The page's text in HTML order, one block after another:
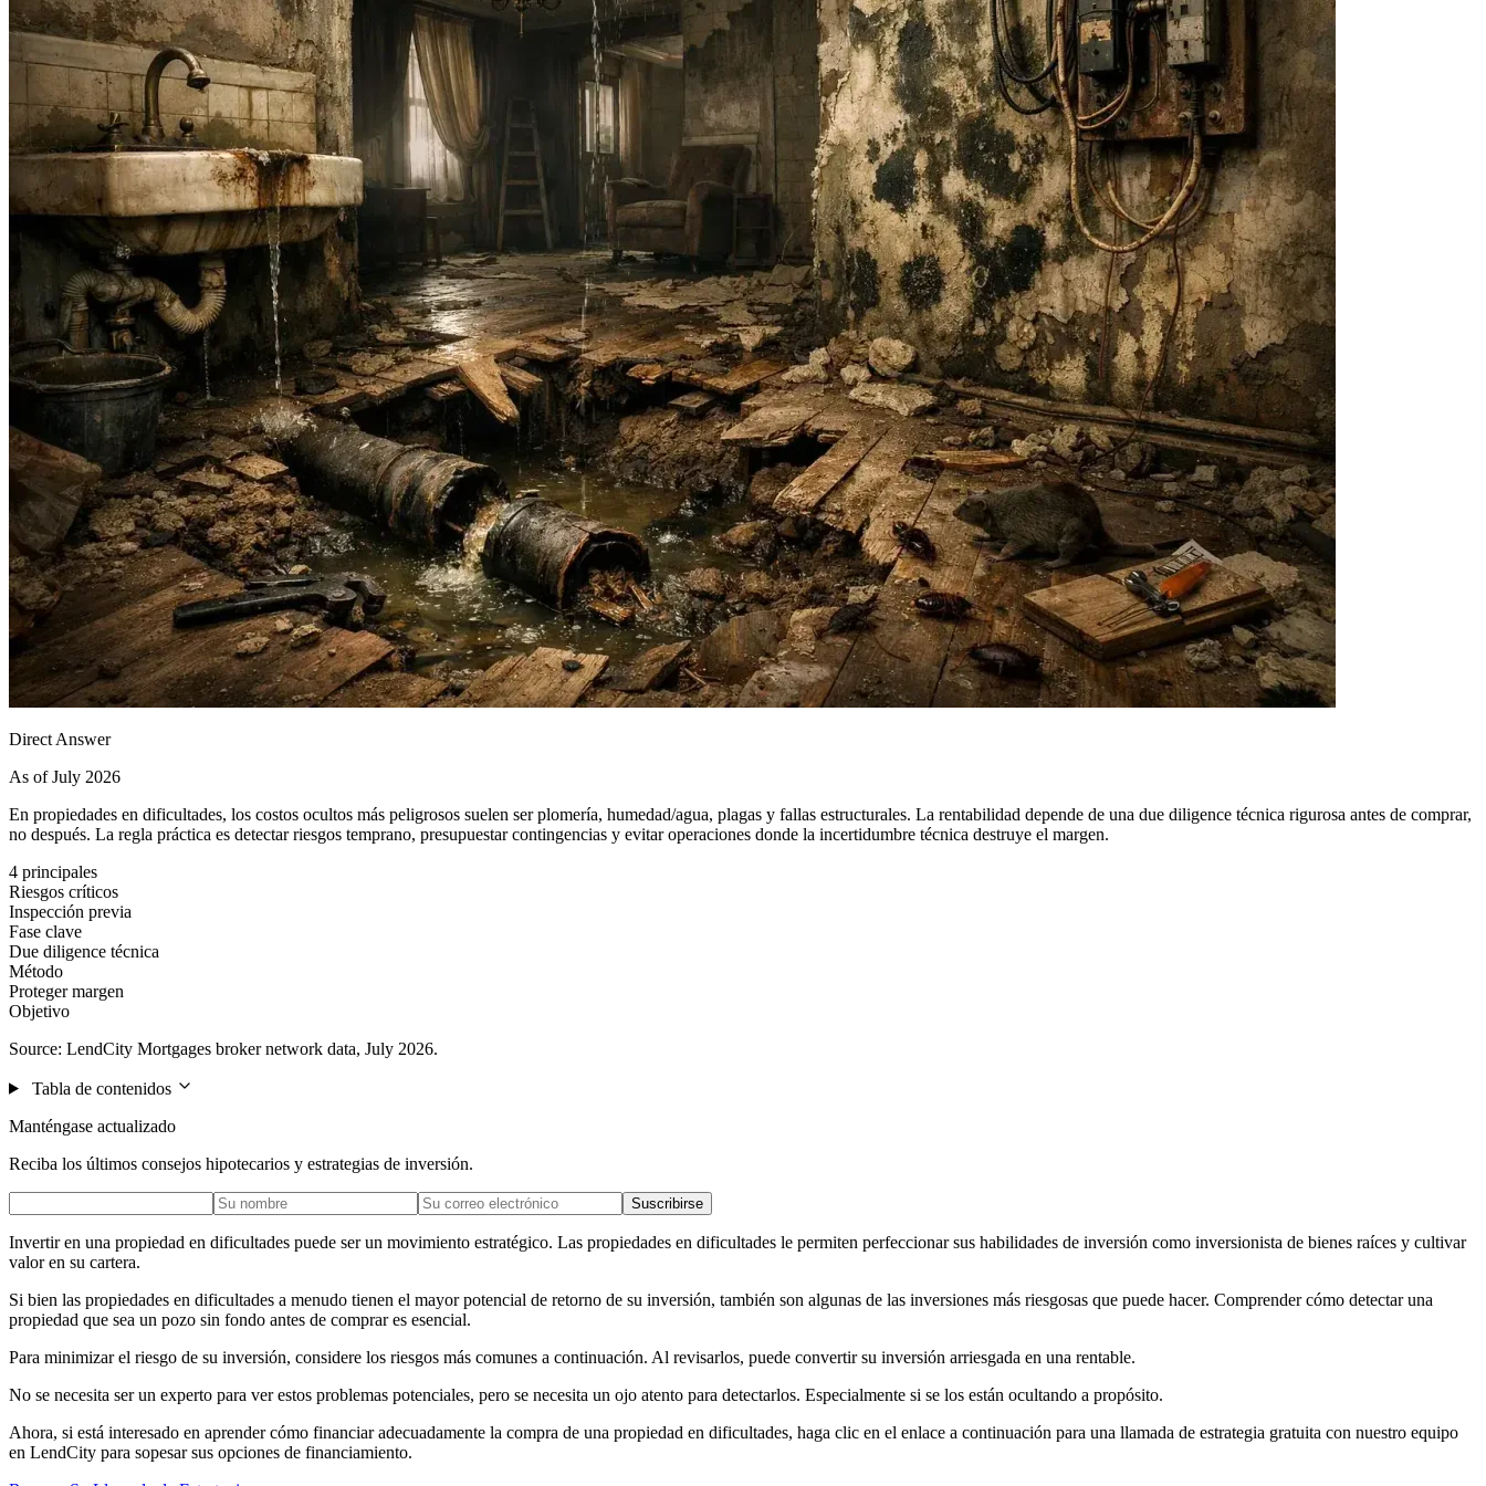
Direct Answer
As of July 2026
En propiedades en dificultades, los costos ocultos más peligrosos suelen ser plomería, humedad/agua, plagas y fallas estructurales. La rentabilidad depende de una due diligence técnica rigurosa antes de comprar,
no después. La regla práctica es detectar riesgos temprano, presupuestar contingencias y evitar operaciones donde la incertidumbre técnica destruye el margen.
4 principales
Riesgos críticos
Inspección previa
Fase clave
Due diligence técnica
Método
Proteger margen
Objetivo
Source: LendCity Mortgages broker network data, July 2026.
Tabla de contenidos
Manténgase actualizado
Reciba los últimos consejos hipotecarios y estrategias de inversión.
Suscribirse
Invertir en una propiedad en dificultades puede ser un movimiento estratégico. Las propiedades en dificultades le permiten perfeccionar sus habilidades de inversión como inversionista de bienes raíces y cultivar
valor en su cartera.
Si bien las propiedades en dificultades a menudo tienen el mayor potencial de retorno de su inversión, también son algunas de las inversiones más riesgosas que puede hacer. Comprender cómo detectar una
propiedad que sea un pozo sin fondo antes de comprar es esencial.
Para minimizar el riesgo de su inversión, considere los riesgos más comunes a continuación. Al revisarlos, puede convertir su inversión arriesgada en una rentable.
No se necesita ser un experto para ver estos problemas potenciales, pero se necesita un ojo atento para detectarlos. Especialmente si se los están ocultando a propósito.
Ahora, si está interesado en aprender cómo financiar adecuadamente la compra de una propiedad en dificultades, haga clic en el enlace a continuación para una llamada de estrategia gratuita con nuestro equipo
en LendCity para sopesar sus opciones de financiamiento.